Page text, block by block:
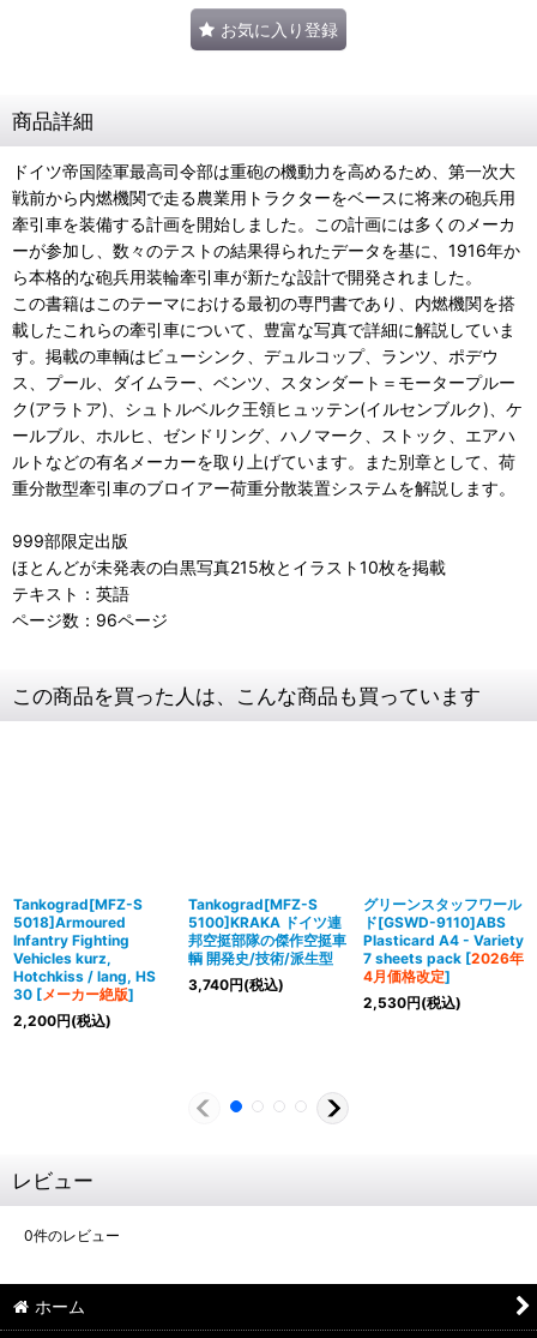
お気に入り登録
商品詳細
ドイツ帝国陸軍最高司令部は重砲の機動力を高めるため、第一次大
戦前から内燃機関で走る農業用トラクターをベースに将来の砲兵用
牽引車を装備する計画を開始しました。この計画には多くのメーカ
ーが参加し、数々のテストの結果得られたデータを基に、1916年か
ら本格的な砲兵用装輪牽引車が新たな設計で開発されました。
この書籍はこのテーマにおける最初の専門書であり、内燃機関を搭
載したこれらの牽引車について、豊富な写真で詳細に解説していま
す。掲載の車輌はビューシンク、デュルコップ、ランツ、ポデウ
ス、プール、ダイムラー、ベンツ、スタンダート＝モータープルー
ク(アラトア)、シュトルベルク王領ヒュッテン(イルセンブルク)、ケ
ールブル、ホルヒ、ゼンドリング、ハノマーク、ストック、エアハ
ルトなどの有名メーカーを取り上げています。また別章として、荷
重分散型牽引車のブロイアー荷重分散装置システムを解説します。
999部限定出版
ほとんどが未発表の白黒写真215枚とイラスト10枚を掲載
テキスト：英語
ページ数：96ページ
この商品を買った人は、こんな商品も買っています
Tankograd[MFZ-S
5018]Armoured
Infantry Fighting
Vehicles kurz,
Hotchkiss / lang, HS
30 [メーカー絶版]
2,200円(税込)
Tankograd[MFZ-S
5100]KRAKA ドイツ連
邦空挺部隊の傑作空挺車
輌 開発史/技術/派生型
3,740円(税込)
グリーンスタッフワール
ド[GSWD-9110]ABS
Plasticard A4 - Variety
7 sheets pack [2026年
4月価格改定]
2,530円(税込)
レビュー
0件のレビュー
ホーム